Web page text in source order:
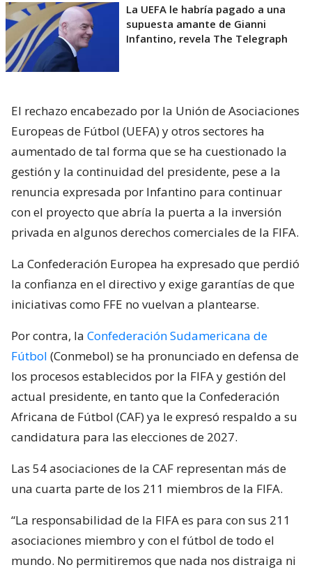
La UEFA le habría pagado a una
supuesta amante de Gianni
Infantino, revela The Telegraph
El rechazo encabezado por la Unión de Asociaciones
Europeas de Fútbol (UEFA) y otros sectores ha
aumentado de tal forma que se ha cuestionado la
gestión y la continuidad del presidente, pese a la
renuncia expresada por Infantino para continuar
con el proyecto que abría la puerta a la inversión
privada en algunos derechos comerciales de la FIFA.
La Confederación Europea ha expresado que perdió
la confianza en el directivo y exige garantías de que
iniciativas como FFE no vuelvan a plantearse.
Por contra, la Confederación Sudamericana de
Fútbol (Conmebol) se ha pronunciado en defensa de
los procesos establecidos por la FIFA y gestión del
actual presidente, en tanto que la Confederación
Africana de Fútbol (CAF) ya le expresó respaldo a su
candidatura para las elecciones de 2027.
Las 54 asociaciones de la CAF representan más de
una cuarta parte de los 211 miembros de la FIFA.
“La responsabilidad de la FIFA es para con sus 211
asociaciones miembro y con el fútbol de todo el
mundo. No permitiremos que nada nos distraiga ni